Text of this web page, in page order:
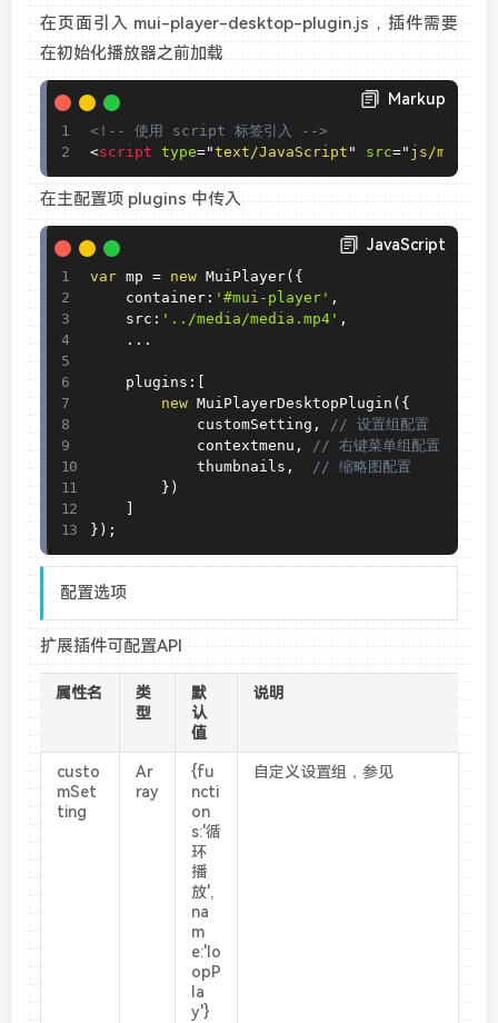
在页面引入 mui-player-desktop-plugin.js，插件需要
在初始化播放器之前加载
Markup
<!-- 使用 script 标签引入 -->
<script type="text/JavaScript " src=" js/mui-
在主配置项 plugins 中传入
JavaScript
var mp = new MuiPlayer( {
    container
: '#mui-player' ,
    src
: '../media/media.mp4' ,
. . .
    plugins
:
new MuiPlayerDesktopPlugin ( {
            customSetting
,
// 设置组配置
            contextmenu
,
// 右键菜单组配置
            thumbnails
,
// 缩略图配置
} )
} ) ;
配置选项
扩展插件可配置API
属性名
类
型
默
认
值
说明
custo
mSet
ting
Ar
ray
{fu
ncti
on
s:'循
环
播
放',
na
m
e:'lo
opP
la
y'}
自定义设置组，参见